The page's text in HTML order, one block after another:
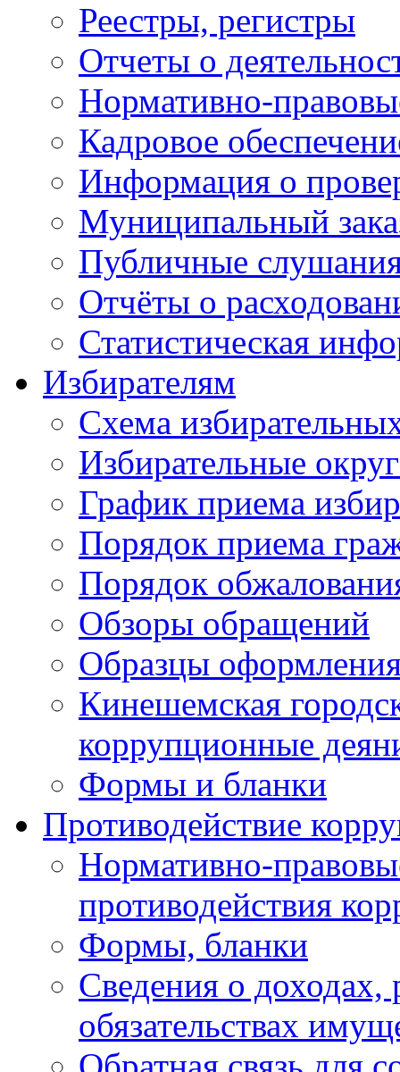
Реестры, регистры
Отчеты о
Нормативно-
Кадровое
Информация о
Муниципальный
Публичные
Отчёты о
Статистическая
Избирателям
Схема
Избирательные
График приема
Порядок приема
Порядок
Обзоры обращений
Образцы
Кинешемская
коррупционные
Формы и бланки
Противодействие
Нормативно-
противодействия
Формы, бланки
Сведения о доходах,
обязательствах